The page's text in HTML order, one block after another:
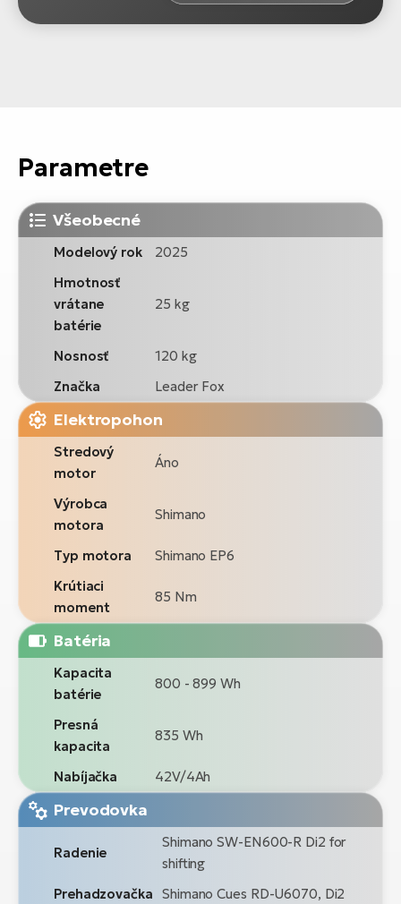
Parametre
Všeobecné
Modelový rok
2025
Hmotnosť
vrátane
batérie
25 kg
Nosnosť
120 kg
Značka
Leader Fox
Elektropohon
Stredový
motor
Áno
Výrobca
motora
Shimano
Typ motora
Shimano EP6
Krútiaci
moment
85 Nm
Batéria
Kapacita
batérie
800 - 899 Wh
Presná
kapacita
835 Wh
Nabíjačka 42V/4Ah
Prevodovka
Radenie
Shimano SW-EN600-R Di2 for
shifting
Prehadzovačka Shimano Cues RD-U6070, Di2